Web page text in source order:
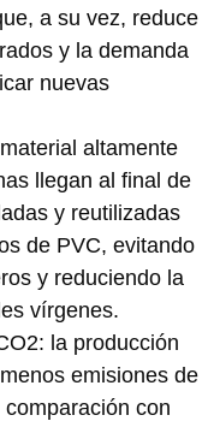
a su vez, reduce
y la demanda
nuevas
altamente
llegan al final de
y reutilizadas
de PVC, evitando
y reduciendo la
vírgenes.
la producción
emisiones de
con